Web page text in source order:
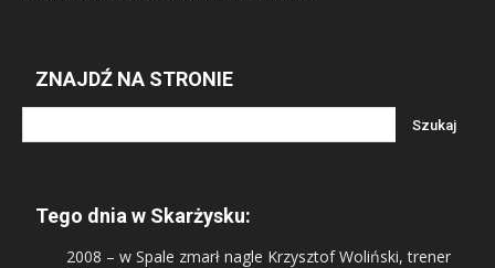
ZNAJDŹ NA STRONIE
Tego dnia w Skarżysku:
2008 – w Spale zmarł nagle Krzysztof Woliński, trener